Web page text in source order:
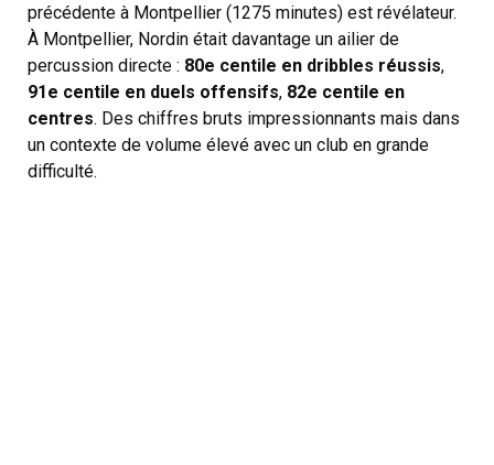
précédente à Montpellier (1275 minutes) est révélateur.
À Montpellier, Nordin était davantage un ailier de
percussion directe : 80e centile en dribbles réussis,
91e centile en duels offensifs, 82e centile en
centres. Des chiffres bruts impressionnants mais dans
un contexte de volume élevé avec un club en grande
difficulté.